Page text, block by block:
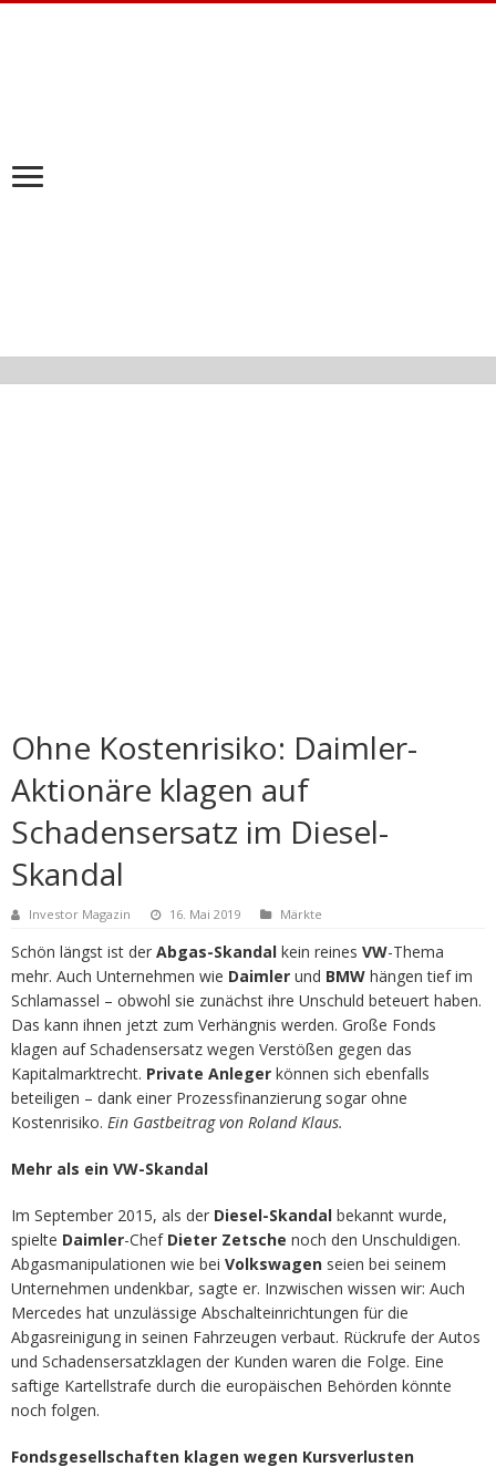
Ohne Kostenrisiko: Daimler-
Aktionäre klagen auf
Schadensersatz im Diesel-
Skandal
Investor Magazin 16. Mai 2019 Märkte
Schön längst ist der Abgas-Skandal kein reines VW-Thema
mehr. Auch Unternehmen wie Daimler und BMW hängen tief im
Schlamassel – obwohl sie zunächst ihre Unschuld beteuert haben.
Das kann ihnen jetzt zum Verhängnis werden. Große Fonds
klagen auf Schadensersatz wegen Verstößen gegen das
Kapitalmarktrecht. Private Anleger können sich ebenfalls
beteiligen – dank einer Prozessfinanzierung sogar ohne
Kostenrisiko. Ein Gastbeitrag von Roland Klaus.
Mehr als ein VW-Skandal
Im September 2015, als der Diesel-Skandal bekannt wurde,
spielte Daimler-Chef Dieter Zetsche noch den Unschuldigen.
Abgasmanipulationen wie bei Volkswagen seien bei seinem
Unternehmen undenkbar, sagte er. Inzwischen wissen wir: Auch
Mercedes hat unzulässige Abschalteinrichtungen für die
Abgasreinigung in seinen Fahrzeugen verbaut. Rückrufe der Autos
und Schadensersatzklagen der Kunden waren die Folge. Eine
saftige Kartellstrafe durch die europäischen Behörden könnte
noch folgen.
Fondsgesellschaften klagen wegen Kursverlusten